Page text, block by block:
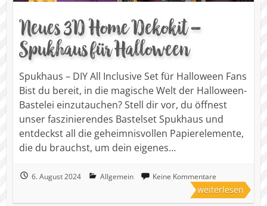
Neues 3D Home Dekokit –
Spukhaus für Halloween
Spukhaus – DIY All Inclusive Set für Halloween Fans
Bist du bereit, in die magische Welt der Halloween-
Bastelei einzutauchen? Stell dir vor, du öffnest
unser faszinierendes Bastelset Spukhaus und
entdeckst all die geheimnisvollen Papierelemente,
die du brauchst, um dein eigenes…
6. August 2024 Allgemein Keine Kommentare
weiterlesen